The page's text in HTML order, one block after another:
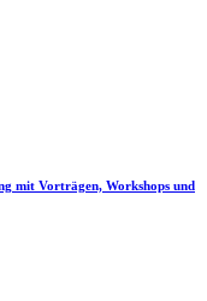
mit Vorträgen, Workshops und